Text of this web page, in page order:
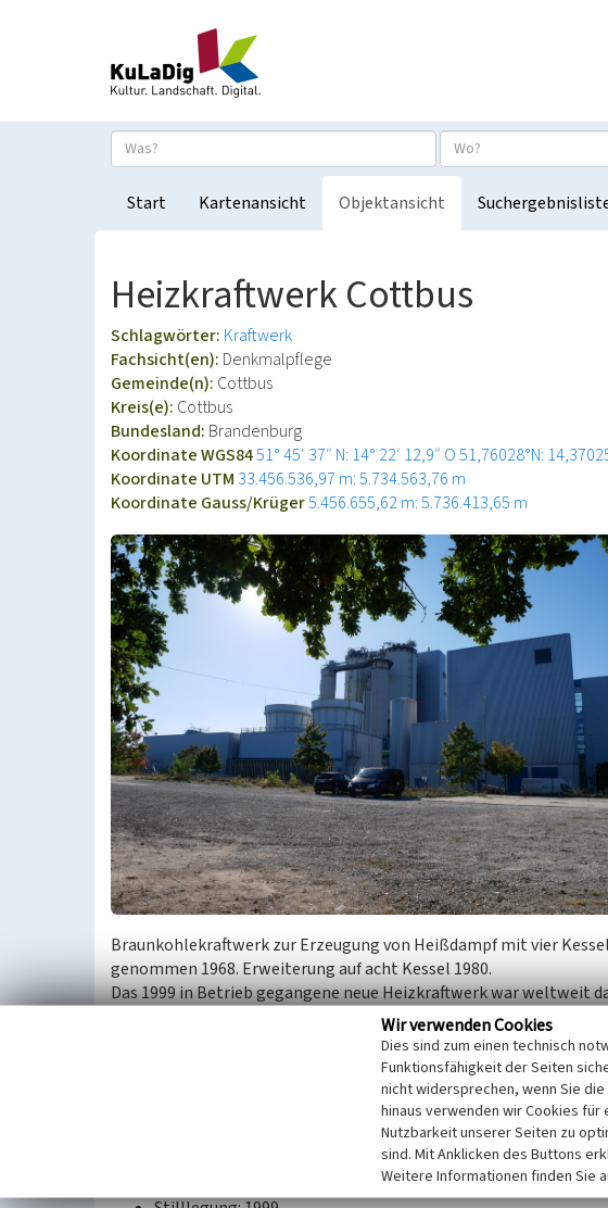
Start Kartenansicht Objektansicht
Heizkraftwerk Cottbus
Schlagwörter: Kraftwerk
Fachsicht(en): Denkmalpflege
Gemeinde(n): Cottbus
Kreis(e): Cottbus
Bundesland: Brandenburg
Koordinate WGS8451° 45′ 37″ N: 14° 22′ 12,9″ O51,76028°N:
Koordinate UTM 33.456.536,97 m: 5.734.563,76 m
Koordinate Gauss/Krüger5.456.655,62 m: 5.736.413,65 m
Braunkohlekraftwerk zur Erzeugung von Heißdampf mit vier
genommen 1968. Erweiterung auf acht Kessel 1980.
Das 1999 in Betrieb gegangene neue Heizkraftwerk war weltweit
Druckwirbelschichtverbrennung und damit eines der modernsten
Braunkohlekraftwerke. Neben dem erzeugten Dampf werden auch
Stromerzeugung genutzt. Leistung: Fernwärme 120 MW,
Geplant ist der Neubau eines Gaskraftwerks und die Stilllegung
Wir verwenden Cookies
Dies sind zum einen technisch
Funktionsfähigkeit der Seiten
nicht widersprechen, wenn Sie
hinaus verwenden wir Cookies für
Nutzbarkeit unserer Seiten zu
sind. Mit Anklicken des Buttons
Weitere Informationen finden Sie